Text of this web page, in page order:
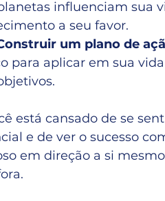
influenciam sua
a seu favor.
um plano de
para aplicar em sua
está cansado de se
e de ver o sucesso
em direção a si